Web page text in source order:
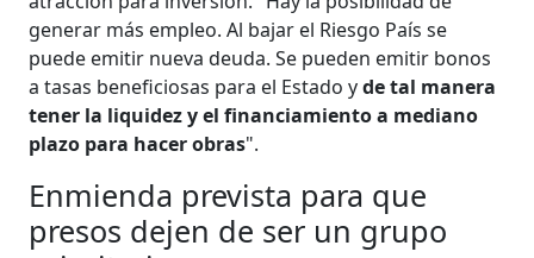
generar más empleo. Al bajar el Riesgo País se
puede emitir nueva deuda. Se pueden emitir bonos
a tasas beneficiosas para el Estado yde tal manera
tener la liquidez y el financiamiento a mediano
plazo para hacer obras".
Enmienda prevista para que
presos dejen de ser un grupo